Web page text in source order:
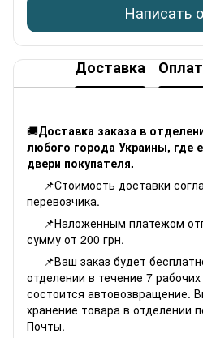
Написать
Доставка
🚚Доставка заказа в
любого города Украины, где
двери покупателя.
📌Стоимость доставки
перевозчика.
📌Наложенным платежом
сумму от 200 грн.
📌Ваш заказ будет
отделении в течение 7
состоится автовозвращение.
хранение товара в отделении
Почты.